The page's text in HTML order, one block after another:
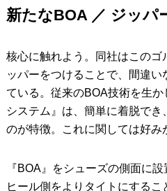
新たなBOA ／ ジッパ
核心に触れよう。同社はこのゴ
ッパーをつけることで、間違
ている。従来のBOA技術を生
システム』は、簡単に着脱でき
のが特徴。これに関しては好み
『BOA』をシューズの側面に
ヒール側をよりタイトにするこ